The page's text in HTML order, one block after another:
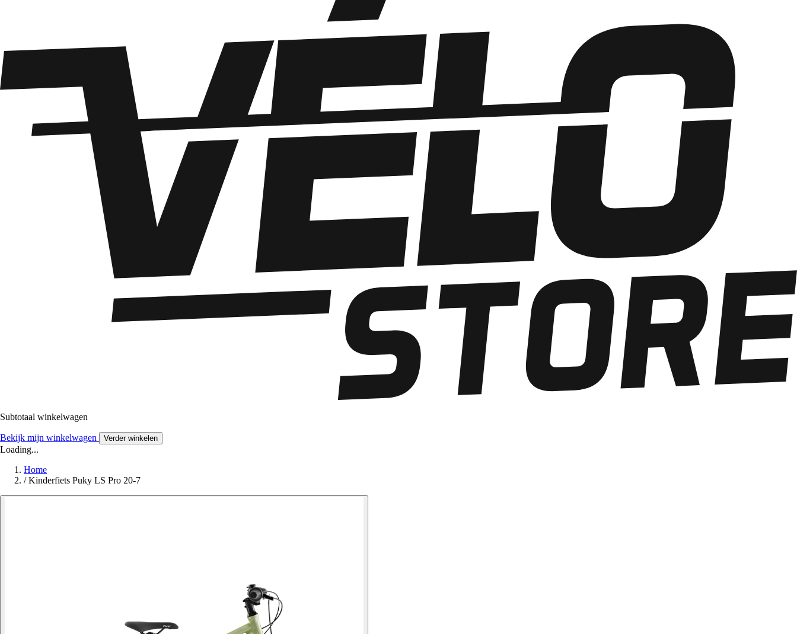
Subtotaal winkelwagen
Bekijk mijn winkelwagen Verder winkelen
Loading...
Home
/ Kinderfiets Puky LS Pro 20-7